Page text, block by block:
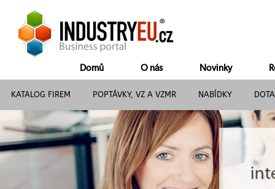
Domů O nás Novinky
KATALOG FIREM POPTÁVKY, VZ A VZMR NABÍDKY